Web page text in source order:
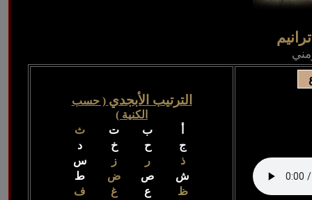
الترتيب الأبجدي ( حسب
الكنية )
ث
ت ب
د
خ ح
ج
س
ز ر
ذ
ط
ض ص
ش
ف
غ ع
ظ